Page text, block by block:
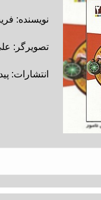
نویسنده:
تصویرگر:
انتشارات: